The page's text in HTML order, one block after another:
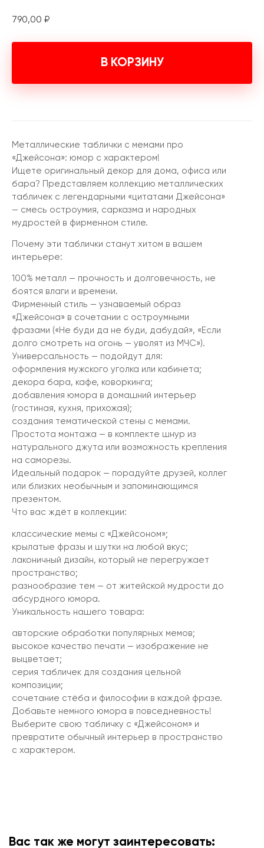
790,00 ₽
В КОРЗИНУ
Металлические таблички с мемами про
«Джейсона»: юмор с характером!
Ищете оригинальный декор для дома, офиса или
бара? Представляем коллекцию металлических
табличек с легендарными «цитатами Джейсона»
— смесь остроумия, сарказма и народных
мудростей в фирменном стиле.
Почему эти таблички станут хитом в вашем
интерьере:
100% металл — прочность и долговечность, не
боятся влаги и времени.
Фирменный стиль — узнаваемый образ
«Джейсона» в сочетании с остроумными
фразами («Не буди да не буди, дабудай», «Если
долго смотреть на огонь — уволят из МЧС»).
Универсальность — подойдут для:
оформления мужского уголка или кабинета;
декора бара, кафе, коворкинга;
добавления юмора в домашний интерьер
(гостиная, кухня, прихожая);
создания тематической стены с мемами.
Простота монтажа — в комплекте шнур из
натурального джута или возможность крепления
на саморезы.
Идеальный подарок — порадуйте друзей, коллег
или близких необычным и запоминающимся
презентом.
Что вас ждёт в коллекции:
классические мемы с «Джейсоном»;
крылатые фразы и шутки на любой вкус;
лаконичный дизайн, который не перегружает
пространство;
разнообразие тем — от житейской мудрости до
абсурдного юмора.
Уникальность нашего товара:
авторские обработки популярных мемов;
высокое качество печати — изображение не
выцветает;
серия табличек для создания цельной
композиции;
сочетание стёба и философии в каждой фразе.
Добавьте немного юмора в повседневность!
Выберите свою табличку с «Джейсоном» и
превратите обычный интерьер в пространство
с характером.
Вас так же могут заинтересовать: